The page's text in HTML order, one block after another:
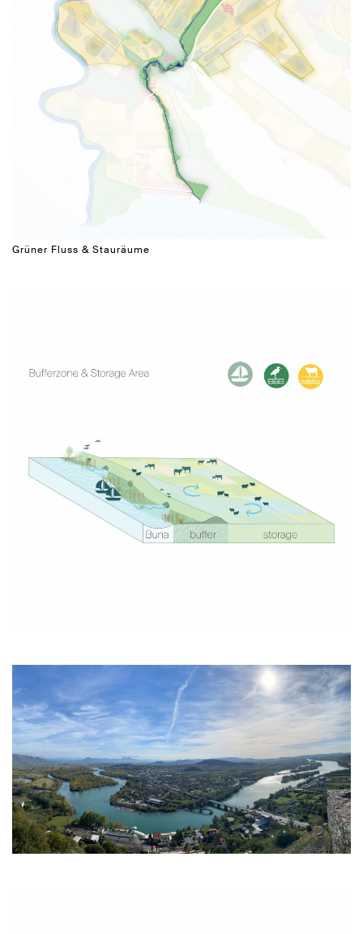
Grüner Fluss & Stauräume